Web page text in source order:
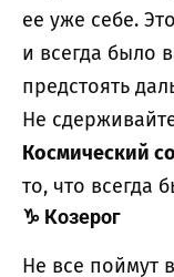
ее уже себе.
и всегда было
предстоять
Не
Космический
то, что всегда
♑ Козерог
Не все поймут